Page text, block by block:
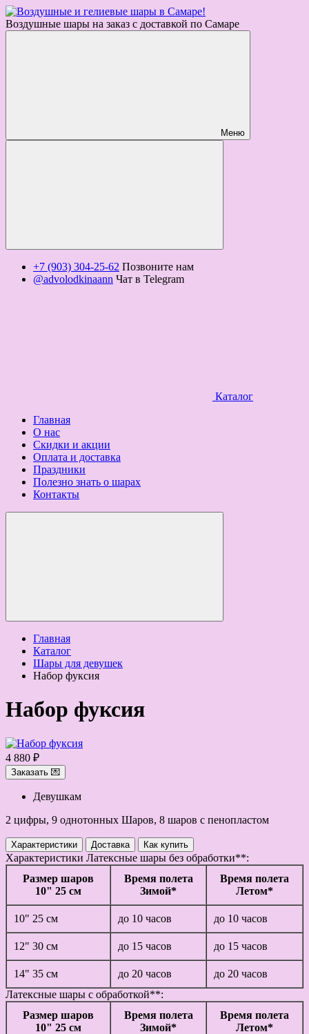
Воздушные шары на заказ с доставкой по Самаре
Меню
+7 (903) 304-25-62 Позвоните нам
@advolodkinaann Чат в Telegram
Каталог
Главная
О нас
Скидки и акции
Оплата и доставка
Праздники
Полезно знать о шарах
Контакты
Главная
Каталог
Шары для девушек
Набор фуксия
Набор фуксия
4 880 ₽
Заказать 💌
Девушкам
2 цифры, 9 однотонных Шаров, 8 шаров с пенопластом
Характеристики Доставка Как купить
Характеристики Латексные шары без обработки**:
Размер шаров
10" 25 см
Время полета
Зимой*
Время полета
Летом*
10" 25 см до 10 часов до 10 часов
12" 30 см до 15 часов до 15 часов
14" 35 см до 20 часов
до 20 часов
Латексные шары с обработкой**:
Размер шаров
10" 25 см
Время полета
Зимой*
Время полета
Летом*